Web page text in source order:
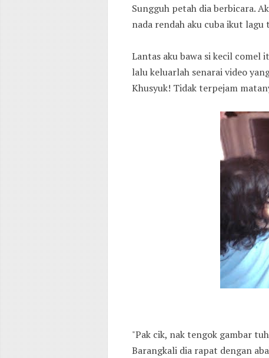
Sungguh petah dia berbicara.
nada rendah aku cuba ikut
Lantas aku bawa si kecil comel
lalu keluarlah senarai video
Khusyuk! Tidak terpejam
"Pak cik, nak tengok gambar
Barangkali dia rapat dengan